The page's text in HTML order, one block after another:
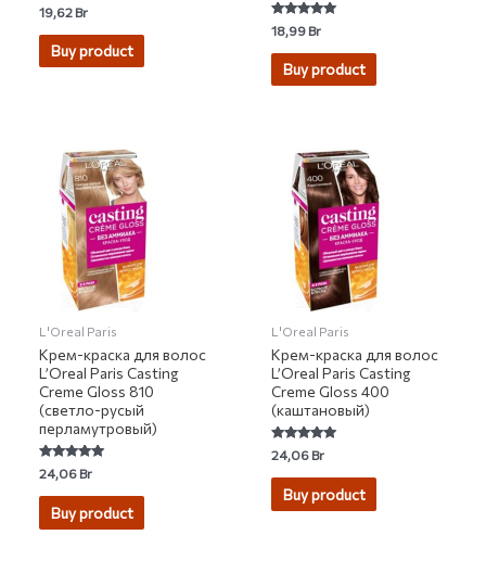
Rated
5.00
out of 5
19,62Br
Buy product
Rated
5.00
out of 5
18,99Br
Buy product
L'Oreal Paris
Крем-краска для волос
L’Oreal Paris Casting
Creme Gloss 810
(светло-русый
перламутровый)
Rated
5.00
out of 5
24,06Br
Buy product
L'Oreal Paris
Крем-краска для волос
L’Oreal Paris Casting
Creme Gloss 400
(каштановый)
Rated
5.00
out of 5
24,06Br
Buy product